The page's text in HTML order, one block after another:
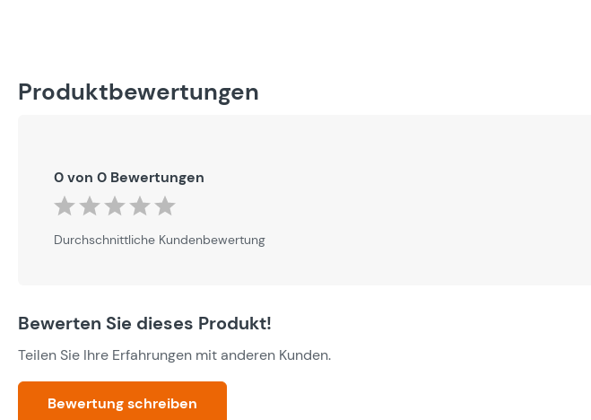
Produktbewertungen
0 von 0 Bewertungen
Durchschnittliche Bewertung von 0 von 5 Sternen
Durchschnittliche Kundenbewertung
Bewerten Sie dieses Produkt!
Teilen Sie Ihre Erfahrungen mit anderen Kunden.
Bewertung schreiben